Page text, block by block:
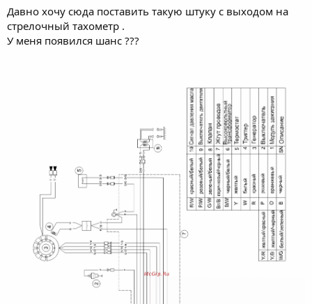
Давно хочу сюда поставить такую штуку с выходом на
стрелочный тахометр .
У меня появился шанс ???